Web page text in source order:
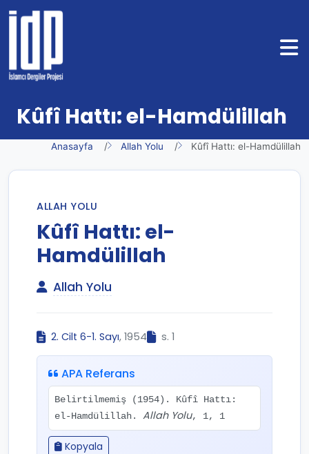
Kûfî Hattı: el-Hamdülillah
Anasayfa Allah Yolu Kûfî Hattı: el-Hamdülillah
ALLAH YOLU
Kûfî Hattı: el-
Hamdülillah
Allah Yolu
2. Cilt 6-1. Sayı, 1954 s. 1
APA Referans
Belirtilmemiş (1954). Kûfî Hattı:
el-Hamdülillah. Allah Yolu, 1, 1
Kopyala